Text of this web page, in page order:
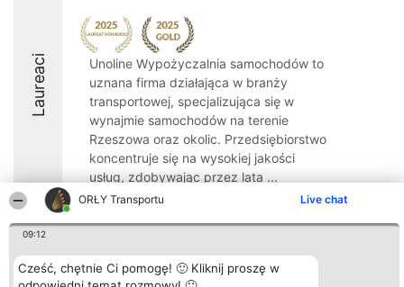
ORŁY Transportu Live chat
09:12
Cześć, chętnie Ci pomogę! 🙂 Kliknij proszę w
Laureaci
Unoline Wypożyczalnia samochodów to
uznana firma działająca w branży
transportowej, specjalizująca się w
wynajmie samochodów na terenie
Rzeszowa oraz okolic. Przedsiębiorstwo
koncentruje się na wysokiej jakości
usług, zdobywając przez lata ...
9.4
Organizator plebiscytu Plebiscyt Kontakt